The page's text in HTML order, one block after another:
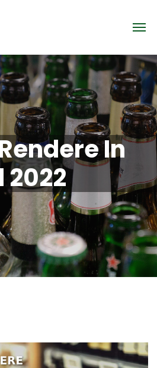
In
2022